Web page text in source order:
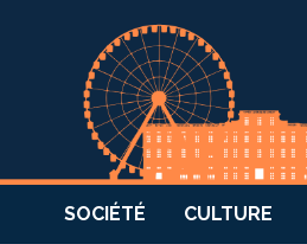
SOCIÉTÉ CULTURE